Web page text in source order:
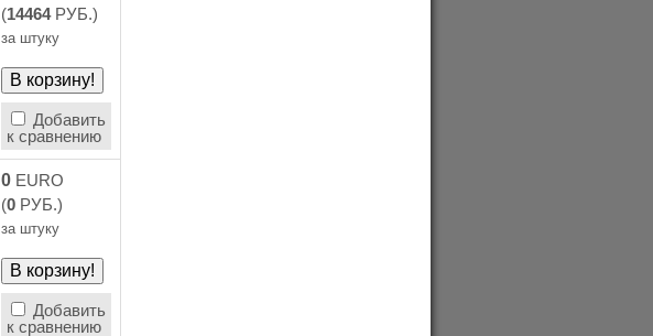
(14464РУБ.)
за штуку
Добавить
к сравнению
0 EURO
(0 РУБ.)
за штуку
Добавить
к сравнению